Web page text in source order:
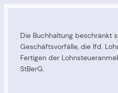
springen
Die Buchhaltung beschränkt
Geschäftsvorfälle, die lfd.
Fertigen der
StBerG.